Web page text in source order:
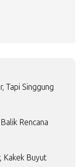
Tapi Singgung
Rencana
Kakek Buyut